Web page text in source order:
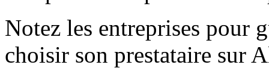
Notez les entreprises pour
choisir son prestataire sur